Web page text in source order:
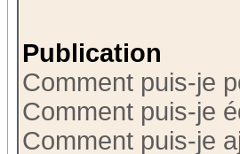
Publication
Comment puis-je
Comment puis-je
Comment puis-je